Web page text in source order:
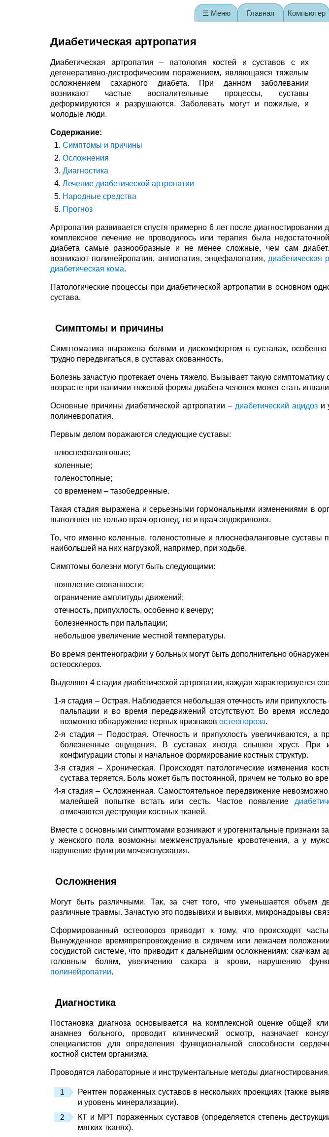
Диабетическая артропатия
Диабетическая артропатия – патология костей и суставов с их
дегенеративно-дистрофическим поражением, являющаяся тяжелым
осложнением сахарного диабета. При данном заболевании
возникают частые воспалительные процессы, суставы
деформируются и разрушаются. Заболевать могут и пожилые, и
молодые люди.
Содержание:
Симптомы и причины
Осложнения
Диагностика
Лечение диабетической артропатии
Народные средства
Прогноз
Артропатия развивается спустя примерно 6 лет после диагностировании
комплексное лечение не проводилось или терапия была
диабета самые разнообразные и не менее сложные, чем сам
возникают полинейропатия, ангиопатия, энцефалопатия, диабетическая
диабетическая кома.
Патологические процессы при диабетической артропатии в основном
сустава.
Симптомы и причины
Симптоматика выражена болями и дискомфортом в суставах,
трудно передвигаться, в суставах скованность.
Болезнь зачастую протекает очень тяжело. Вызывает такую
возрасте при наличии тяжелой формы диабета человек может стать
Основные причины диабетической артропатии – диабетический ацидоз и
полиневропатия.
Первым делом поражаются следующие суставы:
плюснефаланговые;
коленные;
голеностопные;
со временем – тазобедренные.
Такая стадия выражена и серьезными гормональными изменениями в
выполняет не только врач-ортопед, но и врач-эндокринолог.
То, что именно коленные, голеностопные и плюснефаланговые суставы
наибольшей на них нагрузкой, например, при ходьбе.
Симптомы болезни могут быть следующими:
появление скованности;
ограничение амплитуды движений;
отечность, припухлость, особенно к вечеру;
болезненность при пальпации;
небольшое увеличение местной температуры.
Во время рентгенографии у больных могут быть дополнительно
остеосклероз.
Выделяют 4 стадии диабетической артропатии, каждая характеризуется
1-я стадия – Острая. Наблюдается небольшая отечность или
пальпации и во время передвижений отсутствуют. Во время
возможно обнаружение первых признаков остеопороза.
2-я стадия – Подострая. Отечность и припухлость увеличиваются, а
болезненные ощущения. В суставах иногда слышен хруст. При
конфигурации стопы и начальное формирование костных структур.
3-я стадия – Хроническая. Происходят патологические изменения
сустава теряется. Боль может быть постоянной, причем не только во
4-я стадия – Осложненная. Самостоятельное передвижение
малейшей попытке встать или сесть. Частое появление
отмечаются деструкции костных тканей.
Вместе с основными симптомами возникают и урогенитальные признаки
у женского пола возможны межменструальные кровотечения, а у
нарушение функции мочеиспускания.
Осложнения
Могут быть различными. Так, за счет того, что уменьшается объем
различные травмы. Зачастую это подвывихи и вывихи, микронадрывы
Сформированный остеопороз приводит к тому, что происходят
Вынужденное времяпрепровождение в сидячем или лежачем
сосудистой системе, что приводит к дальнейшим осложнениям: скачкам
головным болям, увеличению сахара в крови, нарушению
полинейропатии.
Диагностика
Постановка диагноза основывается на комплексной оценке общей
анамнез больного, проводит клинический осмотр, назначает
специалистов для определения функциональной способности
костной систем организма.
Проводятся лабораторные и инструментальные методы
Рентген пораженных суставов в нескольких проекциях (также
и уровень минерализации).
КТ и МРТ пораженных суставов (определяется степень
мягких тканях).
☰ Меню Главная Компьютер